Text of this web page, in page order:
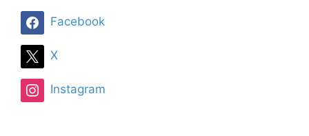
Facebook
X
Instagram